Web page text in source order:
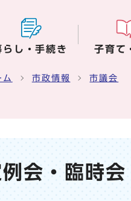
らし・手続き 子育て
ム 市政情報 市議会
会・臨時会